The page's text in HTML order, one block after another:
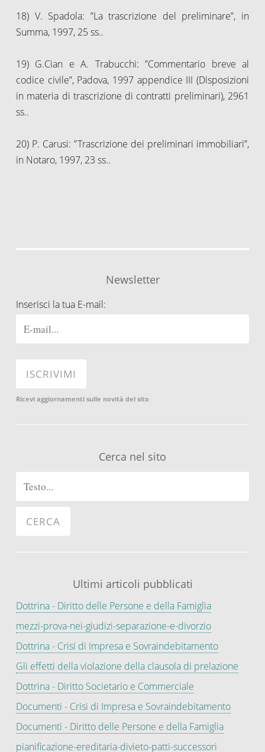
18) V. Spadola: ”La trascrizione del preliminare”, in
Summa, 1997, 25 ss..
19) G.Cian e A. Trabucchi: ”Commentario breve al
codice civile”, Padova, 1997 appendice III (Disposizioni
in materia di trascrizione di contratti preliminari), 2961
ss..
20) P. Carusi: ”Trascrizione dei preliminari immobiliari”,
in Notaro, 1997, 23 ss..
Newsletter
Inserisci la tua E-mail:
Ricevi aggiornamenti sulle novità del sito
Cerca nel sito
Ultimi articoli pubblicati
Dottrina - Diritto delle Persone e della Famiglia
mezzi-prova-nei-giudizi-separazione-e-divorzio
Dottrina - Crisi di Impresa e Sovraindebitamento
Gli effetti della violazione della clausola di prelazione
Dottrina - Diritto Societario e Commerciale
Documenti - Crisi di Impresa e Sovraindebitamento
Documenti - Diritto delle Persone e della Famiglia
pianificazione-ereditaria-divieto-patti-successori